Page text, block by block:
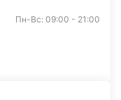
Пн-Вс: 09:00 - 21:00